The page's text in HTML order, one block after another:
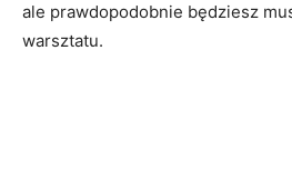
ale prawdopodobnie będziesz
warsztatu.